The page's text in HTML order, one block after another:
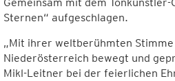
Sternen“ aufgeschlagen.
„Mit ihrer weltberühmten
Niederösterreich bewegt und
Mikl-Leitner bei der feierlichen